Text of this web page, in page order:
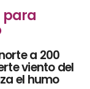
para
a 200
viento del
el humo